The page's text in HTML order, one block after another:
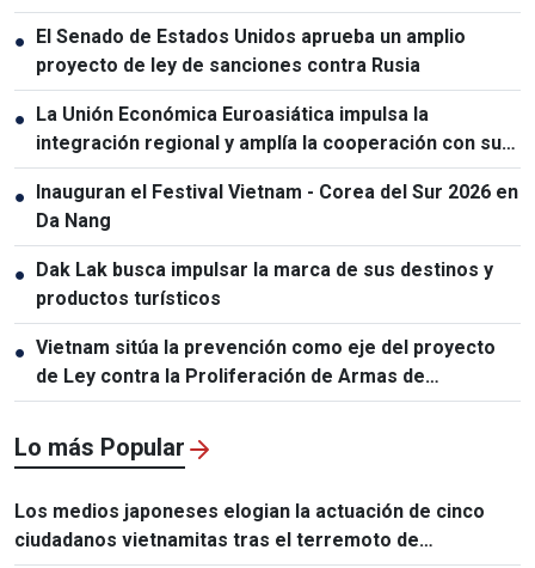
● El Senado de Estados Unidos aprueba un amplio
proyecto de ley de sanciones contra Rusia
● La Unión Económica Euroasiática impulsa la
integración regional y amplía la cooperación con sus
socios
● Inauguran el Festival Vietnam - Corea del Sur 2026 en
Da Nang
● Dak Lak busca impulsar la marca de sus destinos y
productos turísticos
● Vietnam sitúa la prevención como eje del proyecto
de Ley contra la Proliferación de Armas de
Destrucción Masiva
Lo más Popular
Los medios japoneses elogian la actuación de cinco
ciudadanos vietnamitas tras el terremoto de